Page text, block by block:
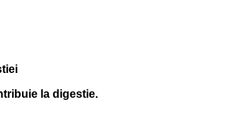
la digestie.